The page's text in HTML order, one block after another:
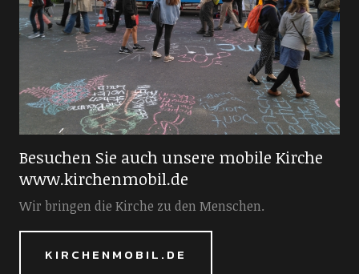
Besuchen Sie auch unsere mobile Kirche
www.kirchenmobil.de
Wir bringen die Kirche zu den Menschen.
KIRCHENMOBIL.DE